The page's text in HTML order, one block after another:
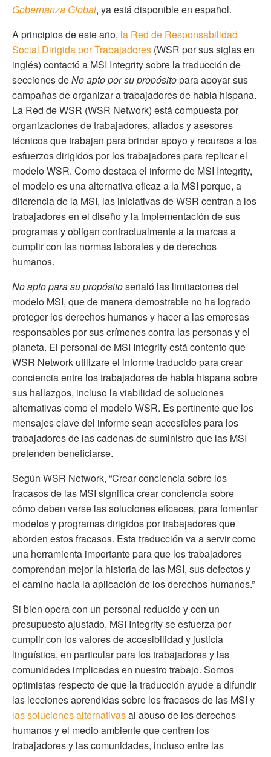
Gobernanza Global, ya está disponible en español.
A principios de este año, la Red de Responsabilidad
Social Dirigida por Trabajadores (WSR por sus siglas en
inglés) contactó a MSI Integrity sobre la traducción de
secciones deNo apto por su propósitopara apoyar sus
campañas de organizar a trabajadores de habla hispana.
La Red de WSR (WSR Network) está compuesta por
organizaciones de trabajadores, aliados y asesores
técnicos que trabajan para brindar apoyo y recursos a los
esfuerzos dirigidos por los trabajadores para replicar el
modelo WSR. Como destaca el informe de MSI Integrity,
el modelo es una alternativa eficaz a la MSI porque, a
diferencia de la MSI, las iniciativas de WSR centran a los
trabajadores en el diseño y la implementación de sus
programas y obligan contractualmente a la marcas a
cumplir con las normas laborales y de derechos
humanos.
No apto para su propósitoseñaló las limitaciones del
modelo MSI, que de manera demostrable no ha logrado
proteger los derechos humanos y hacer a las empresas
responsables por sus crímenes contra las personas y el
planeta. El personal de MSI Integrity está contento que
WSR Network utilizare el informe traducido para crear
conciencia entre los trabajadores de habla hispana sobre
sus hallazgos, incluso la viabilidad de soluciones
alternativas como el modelo WSR. Es pertinente que los
mensajes clave del informe sean accesibles para los
trabajadores de las cadenas de suministro que las MSI
pretenden beneficiarse.
Según WSR Network, “Crear conciencia sobre los
fracasos de las MSI significa crear conciencia sobre
cómo deben verse las soluciones eficaces, para fomentar
modelos y programas dirigidos por trabajadores que
aborden estos fracasos. Esta traducción va a servir como
una herramienta importante para que los trabajadores
comprendan mejor la historia de las MSI, sus defectos y
el camino hacia la aplicación de los derechos humanos.”
Si bien opera con un personal reducido y con un
presupuesto ajustado, MSI Integrity se esfuerza por
cumplir con los valores de accesibilidad y justicia
lingüística, en particular para los trabajadores y las
comunidades implicadas en nuestro trabajo. Somos
optimistas respecto de que la traducción ayude a difundir
las lecciones aprendidas sobre los fracasos de las MSI y
las soluciones alternativasal abuso de los derechos
humanos y el medio ambiente que centren los
trabajadores y las comunidades, incluso entre las